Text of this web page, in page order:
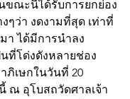
ขณะนี้ได้รับการยกย่อง
ๆว่า งดงามที่สุด เท่าที่
า ได้มีการนำลง
ที่โด่งดังหลายช่อง
ภิเษกในวันที่ 20
ณ อุโบสถวัดศาลเจ้า